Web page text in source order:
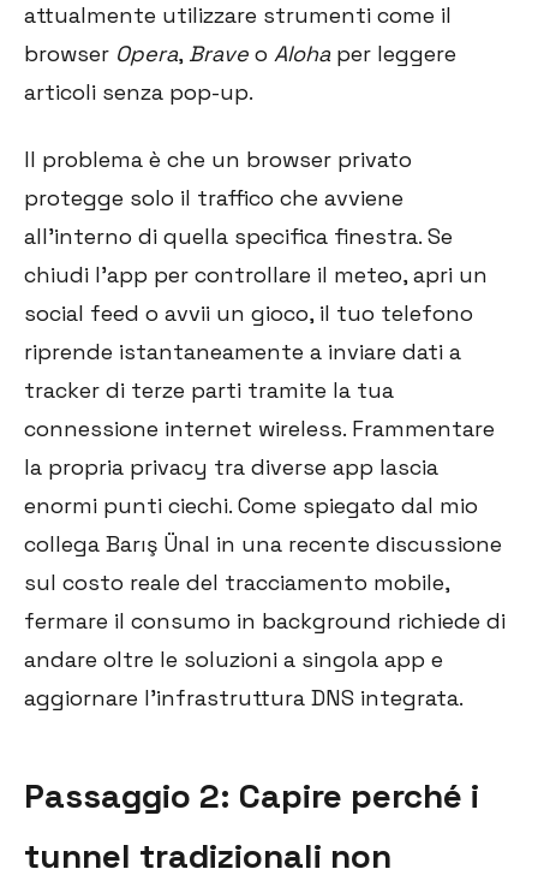
attualmente utilizzare strumenti come il
browser Opera, Brave o Alohaper leggere
articoli senza pop-up.
Il problema è che un browser privato
protegge solo il traffico che avviene
all'interno di quella specifica finestra. Se
chiudi l'app per controllare il meteo, apri un
social feed o avvii un gioco, il tuo telefono
riprende istantaneamente a inviare dati a
tracker di terze parti tramite la tua
connessione internet wireless. Frammentare
la propria privacy tra diverse app lascia
enormi punti ciechi. Come spiegato dal mio
collega Barış Ünal in una recente discussione
sul costo reale del tracciamento mobile,
fermare il consumo in background richiede di
andare oltre le soluzioni a singola app e
aggiornare l'infrastruttura DNS integrata.
Passaggio 2: Capire perché i
tunnel tradizionali non